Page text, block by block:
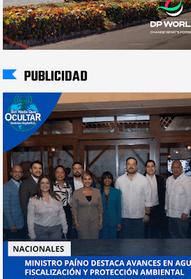
PUBLICIDAD